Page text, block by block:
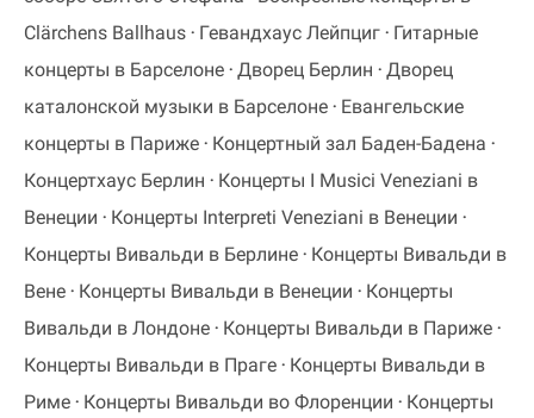
Clärchens Ballhaus
Гевандхаус Лейпциг
Гитарные
концерты в Барселоне Дворец Берлин
Дворец
каталонской музыки в Барселоне
Евангельские
концерты в Париже
Концертный зал Баден-Бадена
Концертхаус Берлин
Концерты I Musici Veneziani в
Венеции
Концерты Interpreti Veneziani в Венеции
Концерты Вивальди в Берлине
Концерты Вивальди в
Вене
Концерты Вивальди в Венеции
Концерты
Вивальди в Лондоне
Концерты Вивальди в Париже
Концерты Вивальди в Праге
Концерты Вивальди в
Риме
Концерты Вивальди во Флоренции
Концерты